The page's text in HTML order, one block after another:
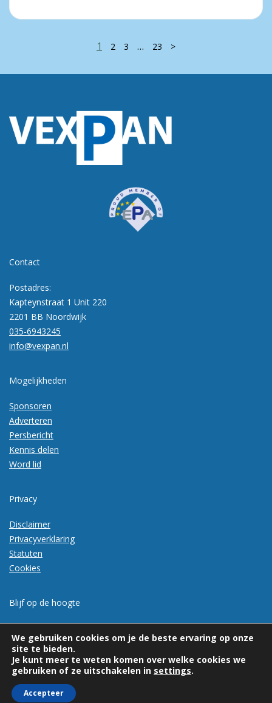
1 2 3 … 23 >
Contact
Postadres:
Kapteynstraat 1 Unit 220
2201 BB Noordwijk
035-6943245
info@vexpan.nl
Mogelijkheden
Sponsoren
Adverteren
Persbericht
Kennis delen
Word lid
Privacy
Disclaimer
Privacyverklaring
Statuten
Cookies
Blijf op de hoogte
We gebruiken cookies om je de beste ervaring op onze
site te bieden.
Je kunt meer te weten komen over welke cookies we
gebruiken of ze uitschakelen in settings.
Accepteer